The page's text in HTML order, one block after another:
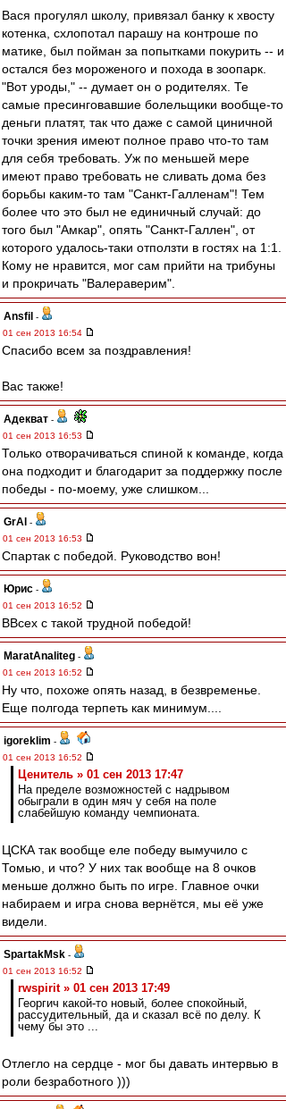
Вася прогулял школу, привязал банку к хвосту
котенка, схлопотал парашу на контроше по
матике, был пойман за попытками покурить -- и
остался без мороженого и похода в зоопарк.
"Вот уроды," -- думает он о родителях. Те
самые пресинговавшие болельщики вообще-то
деньги платят, так что даже с самой циничной
точки зрения имеют полное право что-то там
для себя требовать. Уж по меньшей мере
имеют право требовать не сливать дома без
борьбы каким-то там "Санкт-Галленам"! Тем
более что это был не единичный случай: до
того был "Амкар", опять "Санкт-Галлен", от
которого удалось-таки отползти в гостях на 1:1.
Кому не нравится, мог сам прийти на трибуны
и прокричать "Валераверим".
Ansfil -
01 сен 2013 16:54
Спасибо всем за поздравления!
Вас также!
Адекват -
01 сен 2013 16:53
Только отворачиваться спиной к команде, когда
она подходит и благодарит за поддержку после
победы - по-моему, уже слишком...
GrAl -
01 сен 2013 16:53
Спартак с победой. Руководство вон!
Юрис -
01 сен 2013 16:52
ВВсех с такой трудной победой!
MaratAnaliteg -
01 сен 2013 16:52
Ну что, похоже опять назад, в безвременье.
Еще полгода терпеть как минимум....
igoreklim -
01 сен 2013 16:52
Ценитель » 01 сен 2013 17:47
На пределе возможностей с надрывом
обыграли в один мяч у себя на поле
слабейшую команду чемпионата.
ЦСКА так вообще еле победу вымучило с
Томью, и что? У них так вообще на 8 очков
меньше должно быть по игре. Главное очки
набираем и игра снова вернётся, мы её уже
видели.
SpartakMsk -
01 сен 2013 16:52
rwspirit » 01 сен 2013 17:49
Георгич какой-то новый, более спокойный,
рассудительный, да и сказал всё по делу. К
чему бы это ...
Отлегло на сердце - мог бы давать интервью в
роли безработного )))